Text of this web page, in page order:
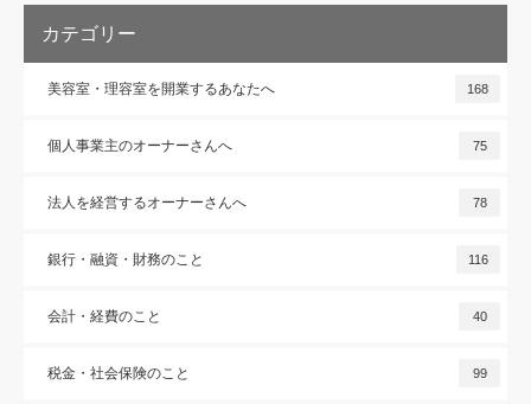
カテゴリー
美容室・理容室を開業するあなたへ 168
個人事業主のオーナーさんへ 75
法人を経営するオーナーさんへ 78
銀行・融資・財務のこと 116
会計・経費のこと 40
税金・社会保険のこと 99